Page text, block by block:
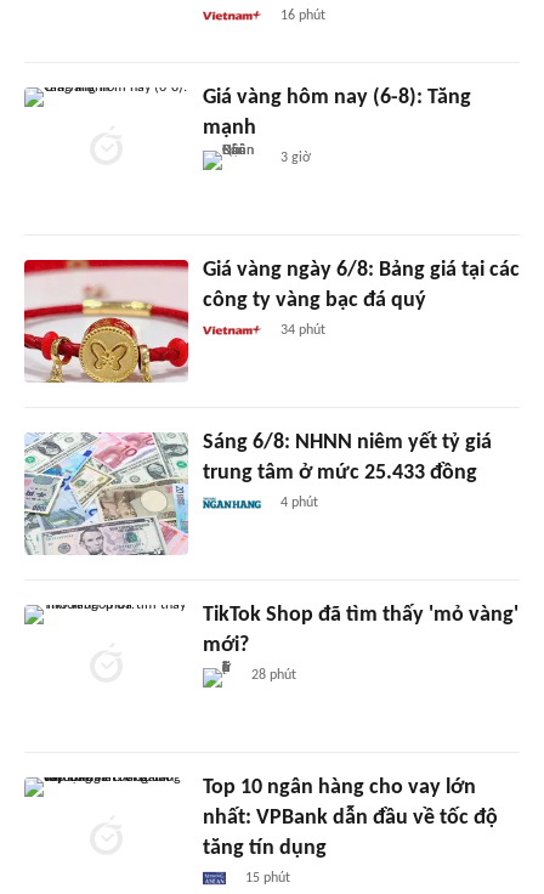
16 phút
Giá vàng hôm nay (6-8): Tăng
mạnh
3 giờ
Giá vàng ngày 6/8: Bảng giá tại các
công ty vàng bạc đá quý
34 phút
Sáng 6/8: NHNN niêm yết tỷ giá
trung tâm ở mức 25.433 đồng
4 phút
TikTok Shop đã tìm thấy 'mỏ vàng'
mới?
28 phút
Top 10 ngân hàng cho vay lớn
nhất: VPBank dẫn đầu về tốc độ
tăng tín dụng
15 phút